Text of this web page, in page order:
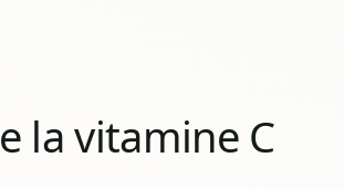
la vitamine C